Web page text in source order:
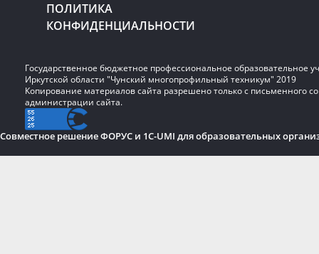
ПОЛИТИКА
КОНФИДЕНЦИАЛЬНОСТИ
Государственное бюджетное профессиональное образовательное
Иркутской области "Чунский многопрофильный техникум" 2019
Копирование материалов сайта разрешено только с письменного
администрации сайта.
Совместное решение ФОРУС и 1C-UMI для образовательных